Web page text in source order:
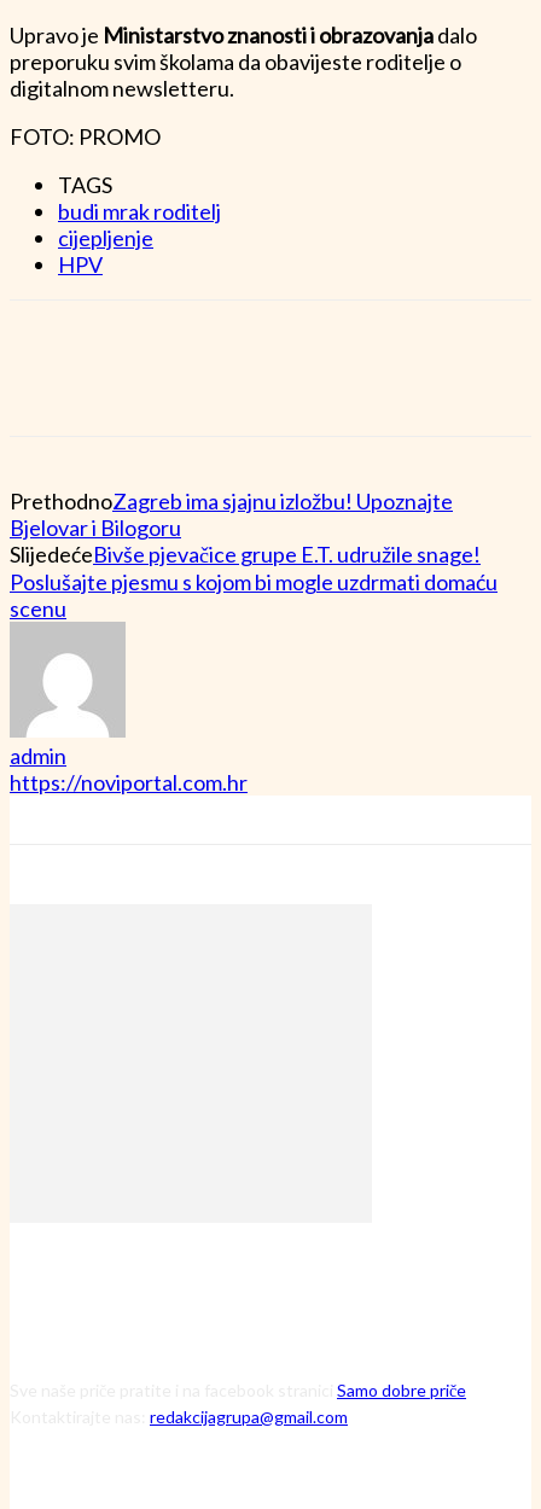
Upravo je Ministarstvo znanosti i obrazovanjadalo
preporuku svim školama da obavijeste roditelje o
digitalnom newsletteru.
FOTO: PROMO
TAGS
budi mrak roditelj
cijepljenje
HPV
PrethodnoZagreb ima sjajnu izložbu! Upoznajte
Bjelovar i Bilogoru
SlijedećeBivše pjevačice grupe E.T. udružile snage!
Poslušajte pjesmu s kojom bi mogle uzdrmati domaću
scenu
admin
https://noviportal.com.hr
Samo dobre priče
redakcijagrupa@gmail.com